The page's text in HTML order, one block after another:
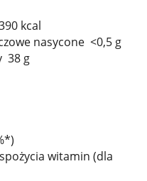
kcal
nasycone <0,5 g
38 g
witamin (dla